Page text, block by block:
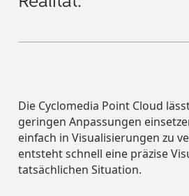
Die Cyclomedia Point Cloud
geringen Anpassungen
einfach in Visualisierungen zu
entsteht schnell eine präzise
tatsächlichen Situation.